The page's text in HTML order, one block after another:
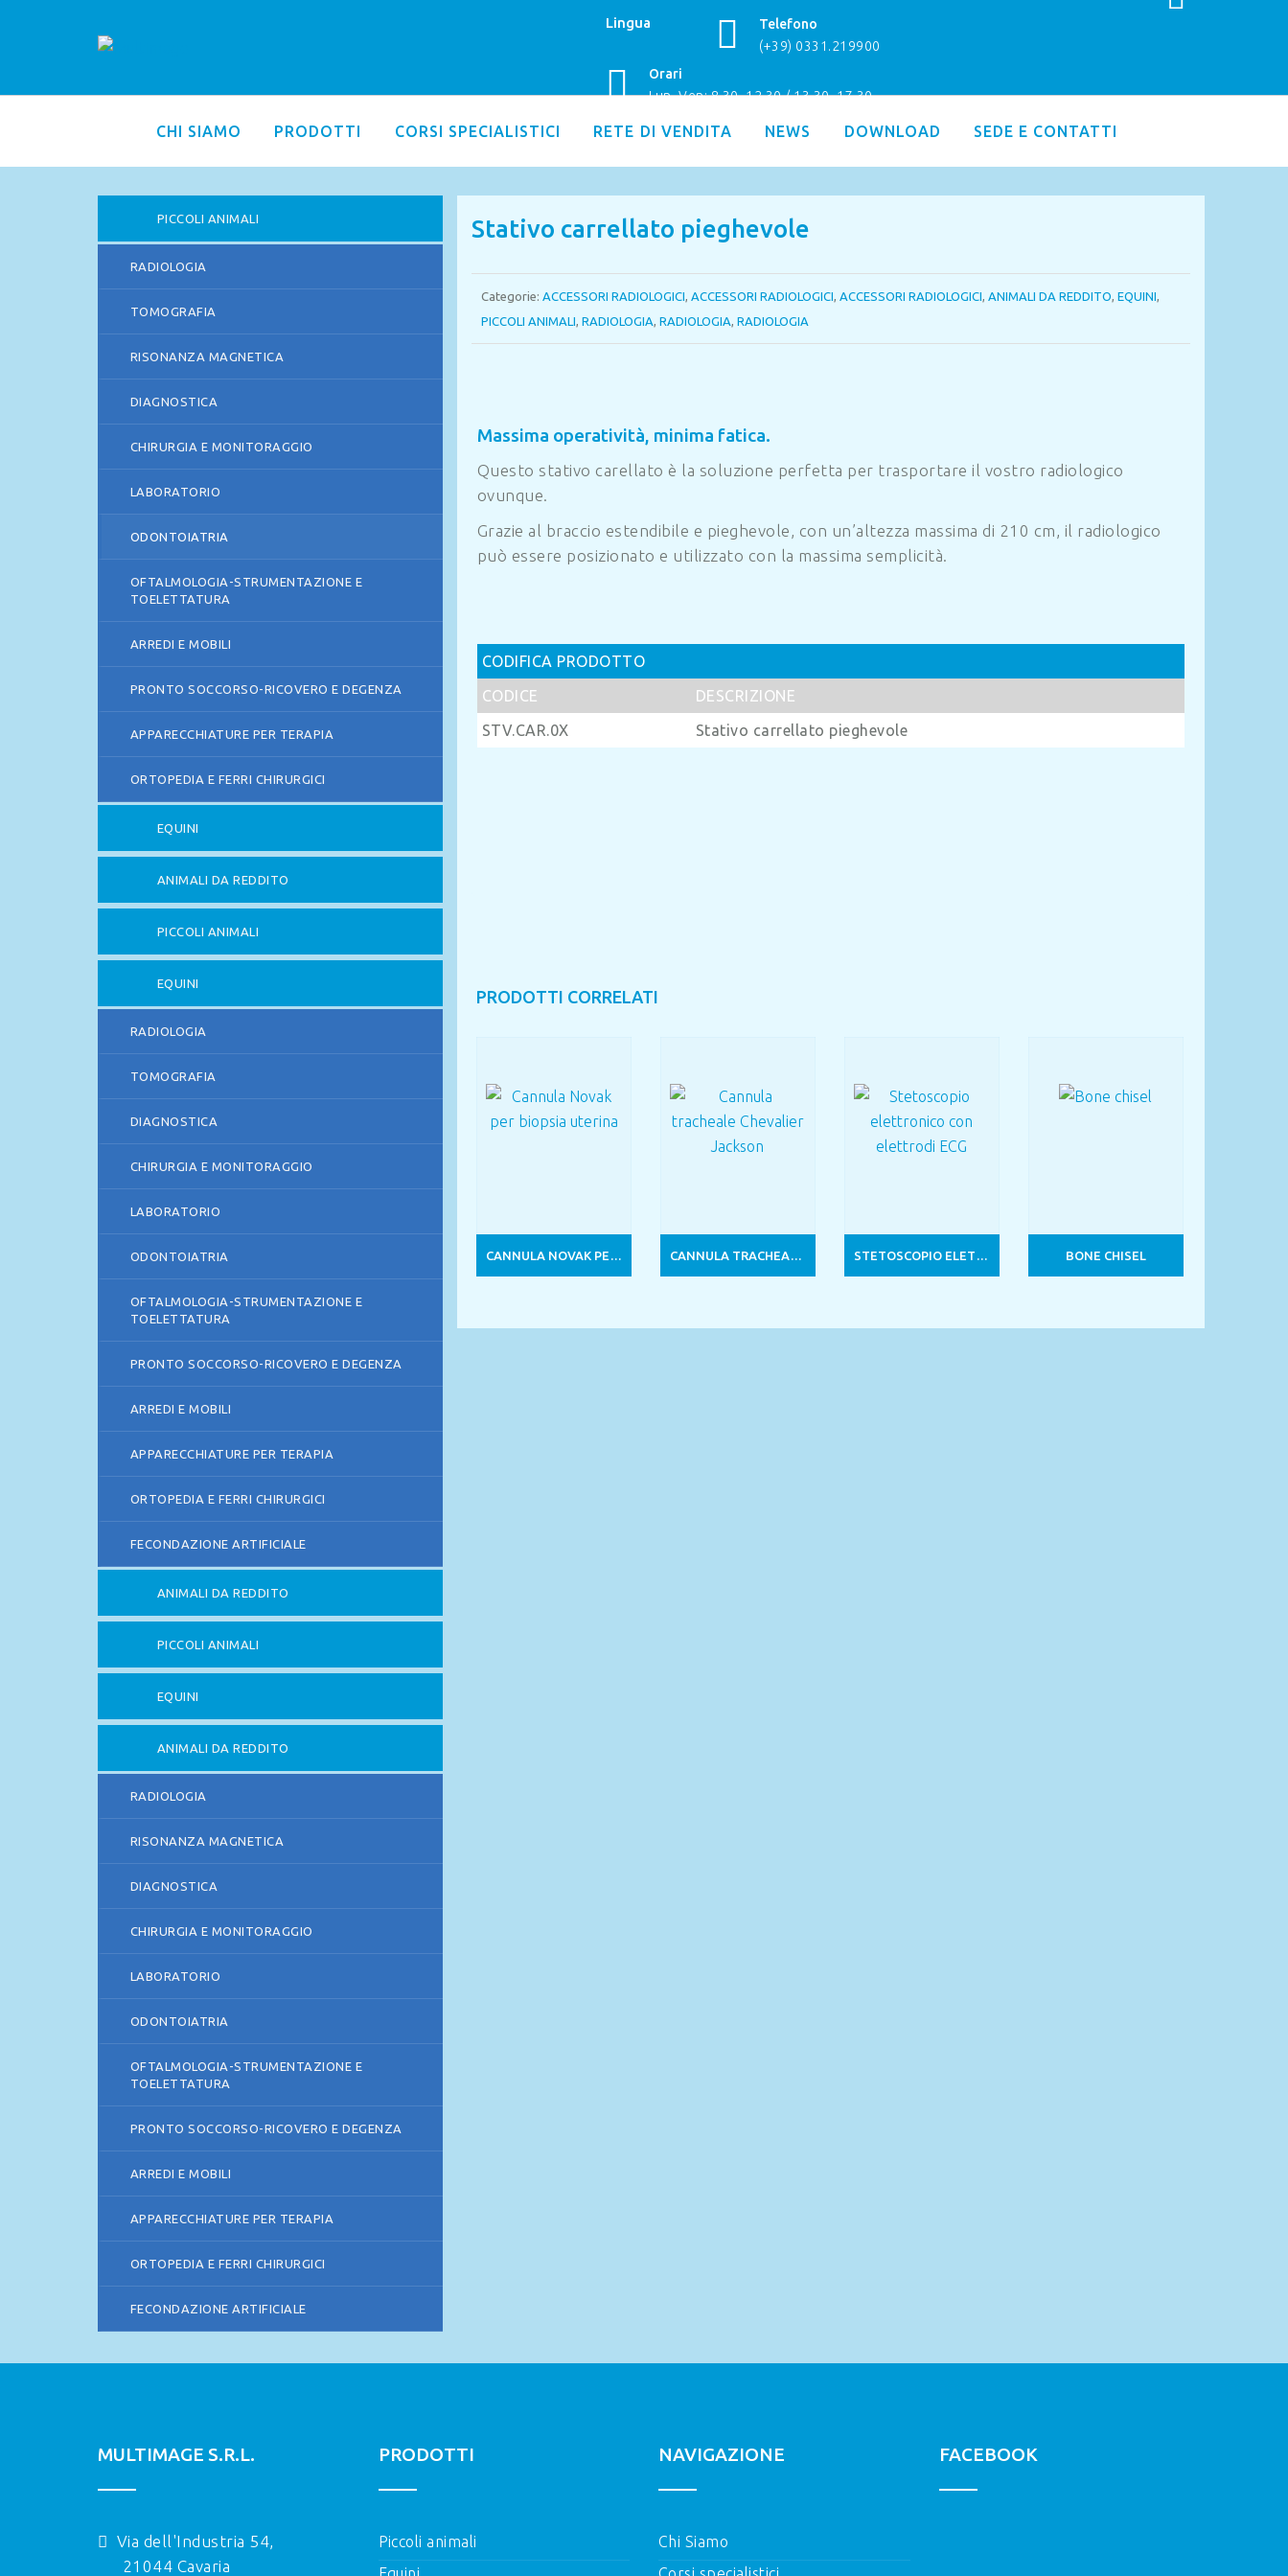
Lingua
Telefono
(+39) 0331.219900
Orari
Lun–Ven: 8.30–12.30 / 13.30–17.30
CHI SIAMO PRODOTTI CORSI SPECIALISTICI RETE DI VENDITA NEWS DOWNLOAD SEDE E CONTATTI
PICCOLI ANIMALI
RADIOLOGIA
TOMOGRAFIA
RISONANZA MAGNETICA
DIAGNOSTICA
CHIRURGIA E MONITORAGGIO
LABORATORIO
ODONTOIATRIA
OFTALMOLOGIA-STRUMENTAZIONE E
TOELETTATURA
ARREDI E MOBILI
PRONTO SOCCORSO-RICOVERO E DEGENZA
APPARECCHIATURE PER TERAPIA
ORTOPEDIA E FERRI CHIRURGICI
EQUINI
ANIMALI DA REDDITO
PICCOLI ANIMALI
EQUINI
RADIOLOGIA
TOMOGRAFIA
DIAGNOSTICA
CHIRURGIA E MONITORAGGIO
LABORATORIO
ODONTOIATRIA
OFTALMOLOGIA-STRUMENTAZIONE E
TOELETTATURA
PRONTO SOCCORSO-RICOVERO E DEGENZA
ARREDI E MOBILI
APPARECCHIATURE PER TERAPIA
ORTOPEDIA E FERRI CHIRURGICI
FECONDAZIONE ARTIFICIALE
ANIMALI DA REDDITO
PICCOLI ANIMALI
EQUINI
ANIMALI DA REDDITO
RADIOLOGIA
RISONANZA MAGNETICA
DIAGNOSTICA
CHIRURGIA E MONITORAGGIO
LABORATORIO
ODONTOIATRIA
OFTALMOLOGIA-STRUMENTAZIONE E
TOELETTATURA
PRONTO SOCCORSO-RICOVERO E DEGENZA
ARREDI E MOBILI
APPARECCHIATURE PER TERAPIA
ORTOPEDIA E FERRI CHIRURGICI
FECONDAZIONE ARTIFICIALE
Stativo carrellato pieghevole
Categorie: ACCESSORI RADIOLOGICI ACCESSORI RADIOLOGICI ACCESSORI RADIOLOGICI ANIMALI DA REDDITO EQUINI
PICCOLI ANIMALI RADIOLOGIA RADIOLOGIA RADIOLOGIA
Massima operatività, minima fatica.
Questo stativo carellato è la soluzione perfetta per trasportare il vostro radiologico
ovunque.
Grazie al braccio estendibile e pieghevole, con un’altezza massima di 210 cm, il radiologico
può essere posizionato e utilizzato con la massima semplicità.
CODIFICA PRODOTTO
CODICE
DESCRIZIONE
STV.CAR.0X
Stativo carrellato pieghevole
PRODOTTI CORRELATI
BONE CHISEL
MULTIMAGE S.R.L.
Via dell'Industria 54,
21044 Cavaria
PRODOTTI
Piccoli animali
NAVIGAZIONE
Chi Siamo
FACEBOOK